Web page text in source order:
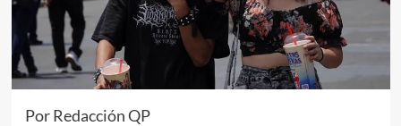
Por Redacción QP